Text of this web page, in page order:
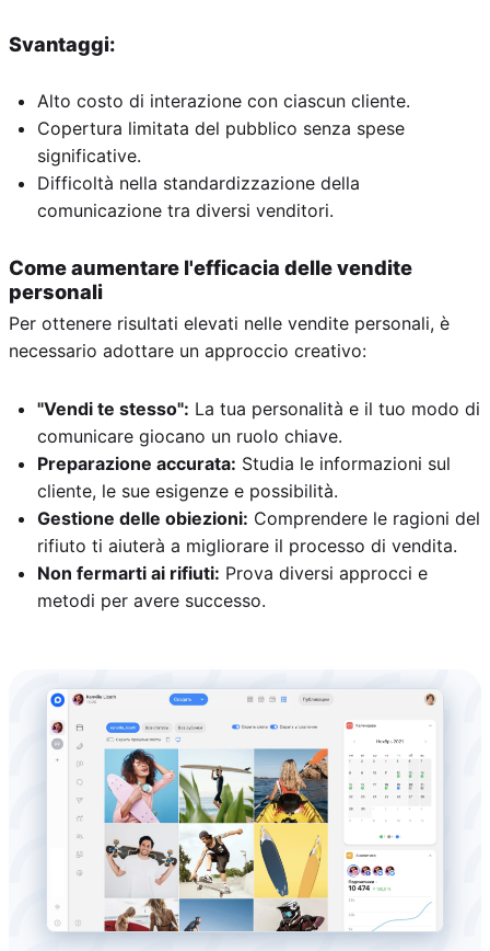
Svantaggi:
Alto costo di interazione con ciascun cliente.
Copertura limitata del pubblico senza spese
significative.
Difficoltà nella standardizzazione della
comunicazione tra diversi venditori.
Come aumentare l'efficacia delle vendite
personali
Per ottenere risultati elevati nelle vendite personali, è
necessario adottare un approccio creativo:
"Vendi te stesso": La tua personalità e il tuo modo di
comunicare giocano un ruolo chiave.
Preparazione accurata: Studia le informazioni sul
cliente, le sue esigenze e possibilità.
Gestione delle obiezioni: Comprendere le ragioni del
rifiuto ti aiuterà a migliorare il processo di vendita.
Non fermarti ai rifiuti: Prova diversi approcci e
metodi per avere successo.